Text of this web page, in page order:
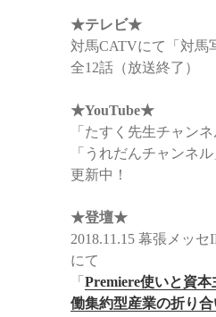
★テレビ★
対馬CATVにて「対馬
全12話（放送終了）
★YouTube★
「たすく先生チャンネ
「うれだんチャンネル
更新中！
★登壇★
2018.11.15 幕張メッセ
にて
「Premiere使いと資本
働集約型産業の折り